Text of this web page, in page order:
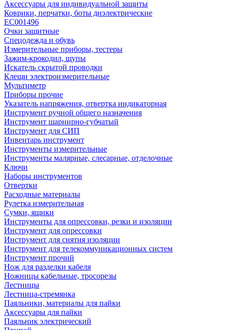
Аксессуары для индивидуальной защиты
Коврики, перчатки, боты диэлектрические
EC001496
Очки защитные
Спецодежда и обувь
Измерительные приборы, тестеры
Зажим-крокодил, щупы
Искатель скрытой проводки
Клещи электроизмерительные
Мультиметр
Приборы прочие
Указатель напряжения, отвертка индикаторная
Инструмент ручной общего назначения
Инструмент шарнирно-губчатый
Инструмент для СИП
Инвентарь инструмент
Инструменты измерительные
Инструменты малярные, слесарные, отделочные
Ключи
Наборы инструментов
Отвертки
Расходные материалы
Рулетка измерительная
Сумки, ящики
Инструменты для опрессовки, резки и изоляции
Инструмент для опрессовки
Инструмент для снятия изоляции
Инструмент для телекоммуникационных систем
Инструмент прочий
Нож для разделки кабеля
Ножницы кабельные, тросорезы
Лестницы
Лестница-стремянка
Паяльники, материалы для пайки
Аксессуары для пайки
Паяльник электрический